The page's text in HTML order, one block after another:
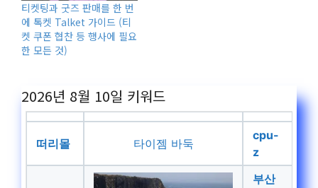
티켓팅과 굿즈 판매를 한 번
에 톡켓 Talket 가이드 (티
켓 쿠폰 협찬 등 행사에 필요
한 모든 것)
2026년 8월 10일 키워드
떠리몰 타이젬 바둑
cpu-
z
부산